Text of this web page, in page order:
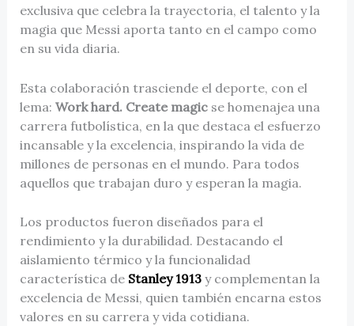
exclusiva que celebra la trayectoria, el talento y la
magia que Messi aporta tanto en el campo como
en su vida diaria.
Esta colaboración trasciende el deporte, con el
lema: Work hard. Create magic se homenajea una
carrera futbolística, en la que destaca el esfuerzo
incansable y la excelencia, inspirando la vida de
millones de personas en el mundo. Para todos
aquellos que trabajan duro y esperan la magia.
Los productos fueron diseñados para el
rendimiento y la durabilidad. Destacando el
aislamiento térmico y la funcionalidad
característica de Stanley1913y complementan la
excelencia de Messi, quien también encarna estos
valores en su carrera y vida cotidiana.